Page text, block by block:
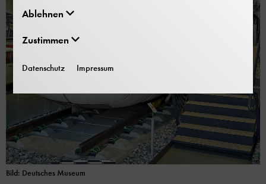
Bild: Deutsches Museum
Ablehnen
Zustimmen
Datenschutz Impressum